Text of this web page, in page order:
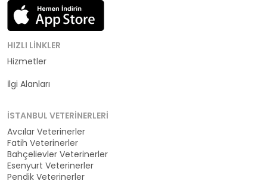
HIZLI LINKLER
Hizmetler
İlgi Alanları
İSTANBUL VETERINERLERI
Avcılar Veterinerler
Fatih Veterinerler
Bahçelievler Veterinerler
Esenyurt Veterinerler
Pendik Veterinerler